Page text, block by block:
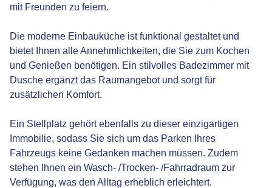
mit Freunden zu feiern.
Die moderne Einbauküche ist funktional gestaltet und
bietet Ihnen alle Annehmlichkeiten, die Sie zum Kochen
und Genießen benötigen. Ein stilvolles Badezimmer mit
Dusche ergänzt das Raumangebot und sorgt für
zusätzlichen Komfort.
Ein Stellplatz gehört ebenfalls zu dieser einzigartigen
Immobilie, sodass Sie sich um das Parken Ihres
Fahrzeugs keine Gedanken machen müssen. Zudem
stehen Ihnen ein Wasch- /Trocken- /Fahrradraum zur
Verfügung, was den Alltag erheblich erleichtert.